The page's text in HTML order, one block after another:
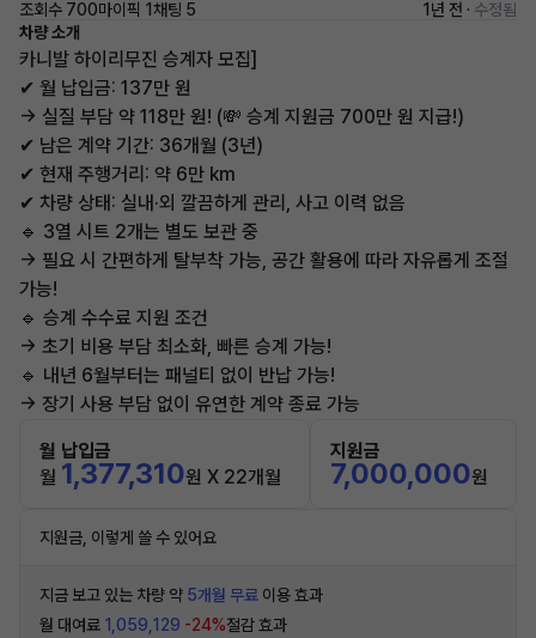
조회수 700마이픽 1채팅 5 1년 전 · 수정됨
차량 소개
카니발 하이리무진 승계자 모집]
✔ 월 납입금: 137만 원
→ 실질 부담 약 118만 원! (💸 승계 지원금 700만 원 지급!)
✔ 남은 계약 기간: 36개월 (3년)
✔ 현재 주행거리: 약 6만 km
✔ 차량 상태: 실내·외 깔끔하게 관리, 사고 이력 없음
🔹 3열 시트 2개는 별도 보관 중
→ 필요 시 간편하게 탈부착 가능, 공간 활용에 따라 자유롭게 조절
가능!
🔹 승계 수수료 지원 조건
→ 초기 비용 부담 최소화, 빠른 승계 가능!
🔹 내년 6월부터는 패널티 없이 반납 가능!
→ 장기 사용 부담 없이 유연한 계약 종료 가능
월 납입금
월 1,377,310원 X 22개월
지원금
7,000,000원
지원금, 이렇게 쓸 수 있어요
지금 보고 있는 차량 약 5개월 무료 이용 효과
월 대여료 1,059,129 -24%절감 효과